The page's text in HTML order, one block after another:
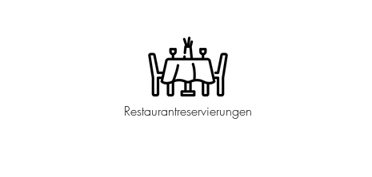
Restaurantreservierungen